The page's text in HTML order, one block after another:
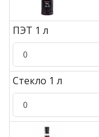
ПЭТ 1 л
Стекло 1 л